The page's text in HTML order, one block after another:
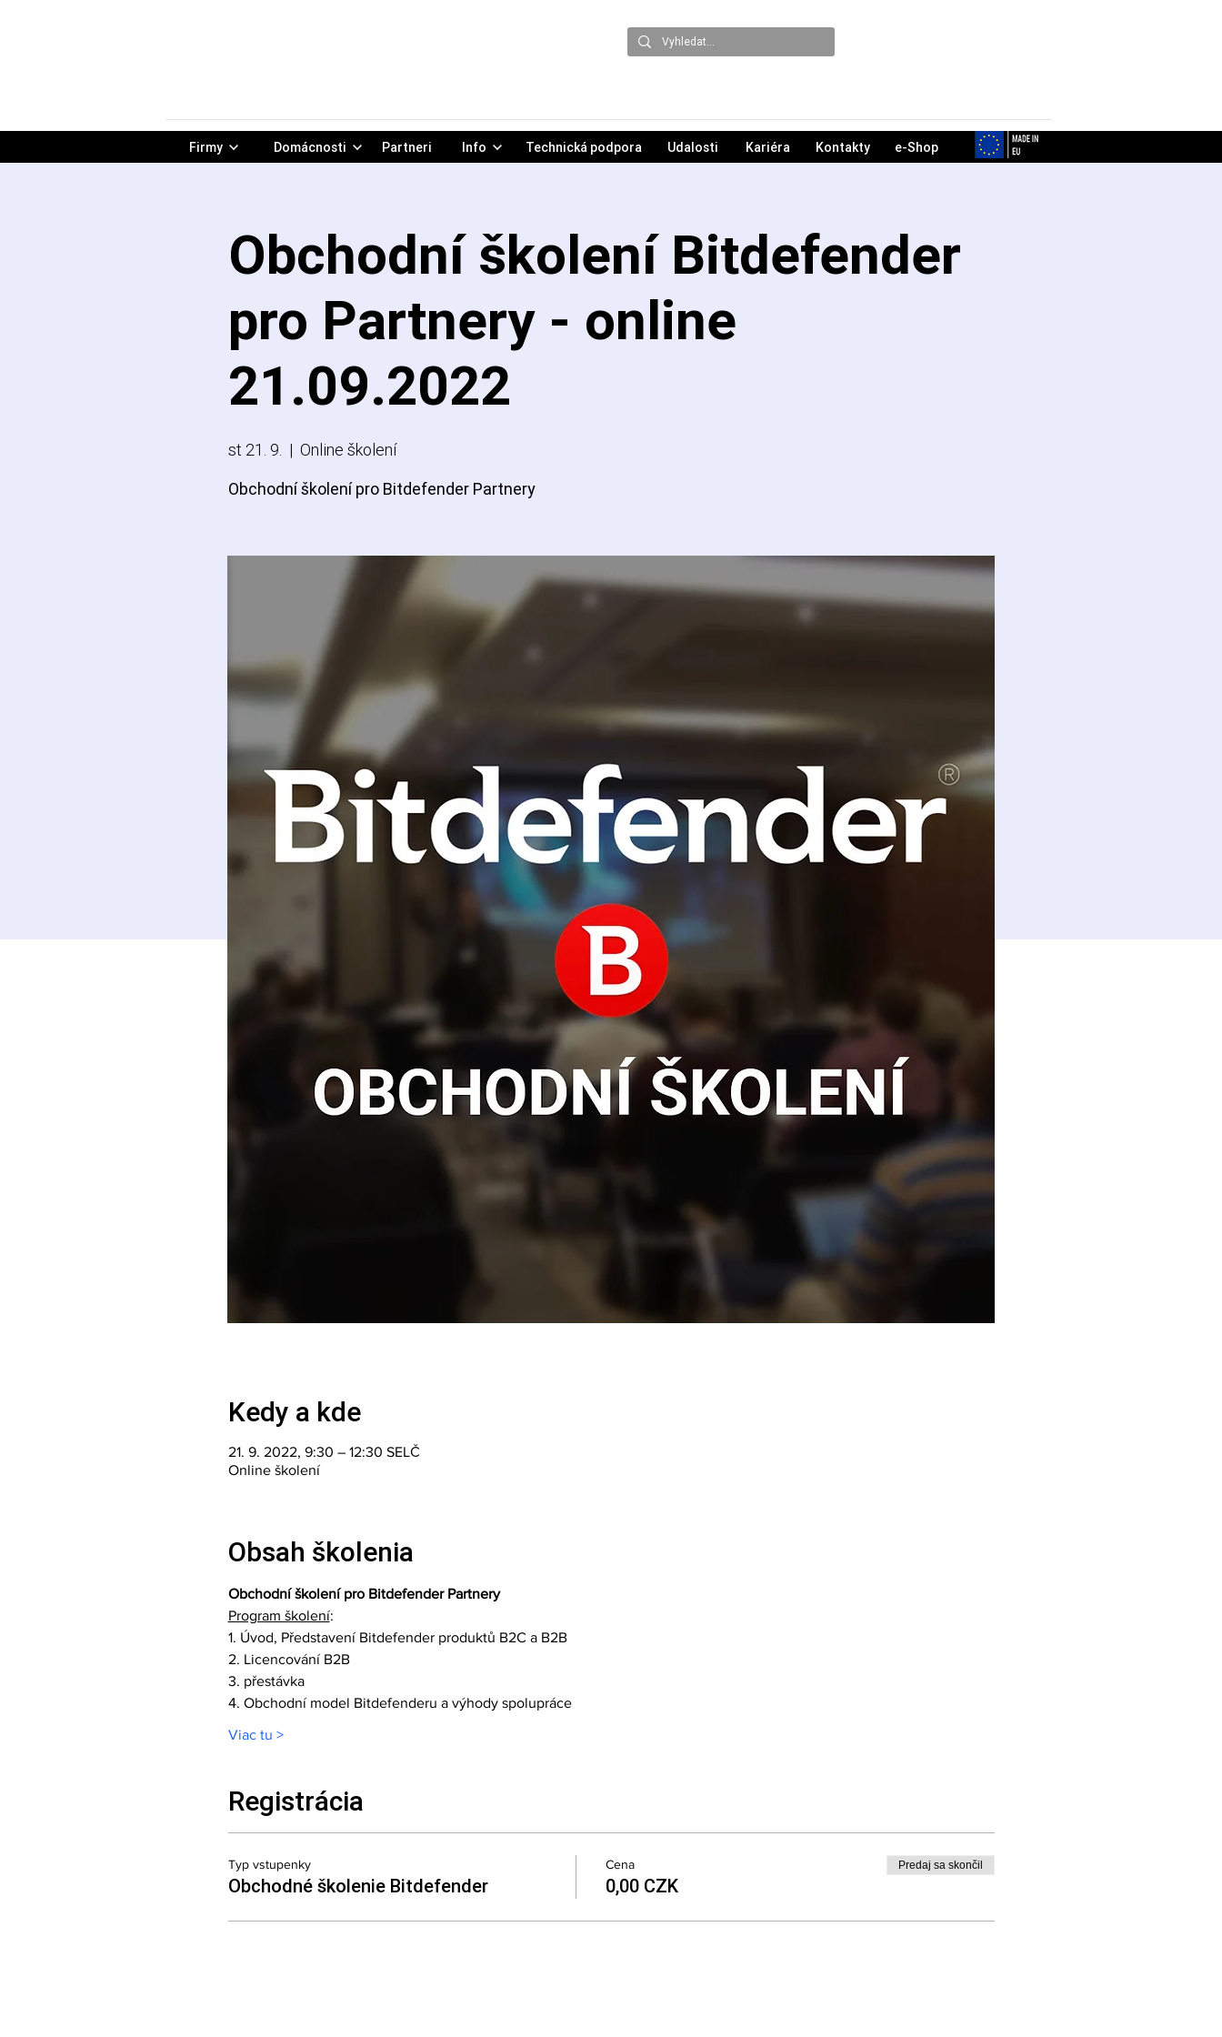
Firmy Domácnosti Partneri Info Technická podpora Udalosti Kariéra Kontakty e-Shop
Obchodní školení Bitdefender
pro Partnery - online
21.09.2022
st 21. 9.
  |
Online školení
Obchodní školení pro Bitdefender Partnery
Kedy a kde
21. 9. 2022, 9:30 – 12:30 SELČ
Online školení
Obsah školenia
Obchodní školení pro Bitdefender Partnery
Program školení:
1. Úvod, Představení Bitdefender produktů B2C a B2B
2. Licencování B2B
3. přestávka
4. Obchodní model Bitdefenderu a výhody spolupráce
Viac tu >
Registrácia
Typ vstupenky
Obchodné školenie Bitdefender
Cena
0,00 CZK
Predaj sa skončil